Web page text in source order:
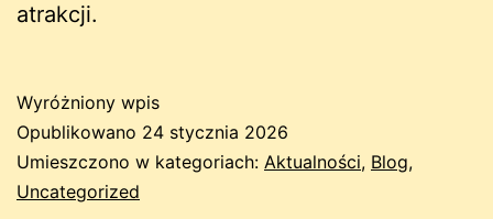
atrakcji.
Wyróżniony wpis
Opublikowano 24 stycznia 2026
Umieszczono w kategoriach: Aktualności, Blog,
Uncategorized